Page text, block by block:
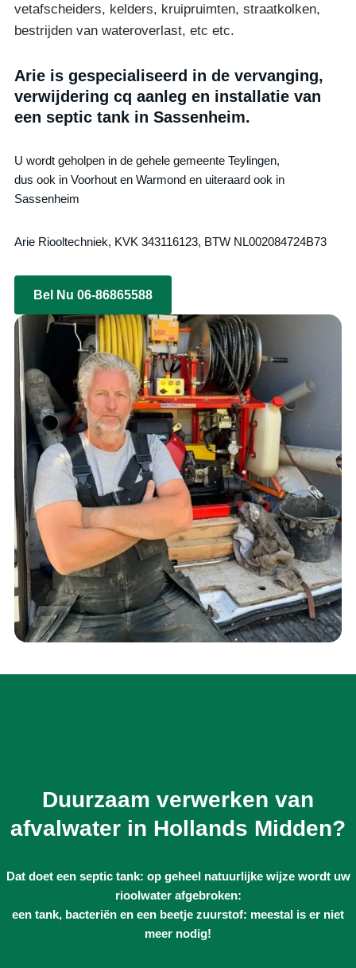
vetafscheiders, kelders, kruipruimten, straatkolken,
bestrijden van wateroverlast, etc etc.
Arie is gespecialiseerd in de vervanging,
verwijdering cq aanleg en installatie van
een septic tank in Sassenheim.
U wordt geholpen in de gehele gemeente Teylingen,
dus ook in Voorhout en Warmond en uiteraard ook in
Sassenheim
Arie Riooltechniek, KVK 343116123, BTW NL002084724B73
Bel Nu 06-86865588
Duurzaam verwerken van
afvalwater in Hollands Midden?
Dat doet een septic tank: op geheel natuurlijke wijze wordt uw
rioolwater afgebroken:
een tank, bacteriën en een beetje zuurstof: meestal is er niet
meer nodig!